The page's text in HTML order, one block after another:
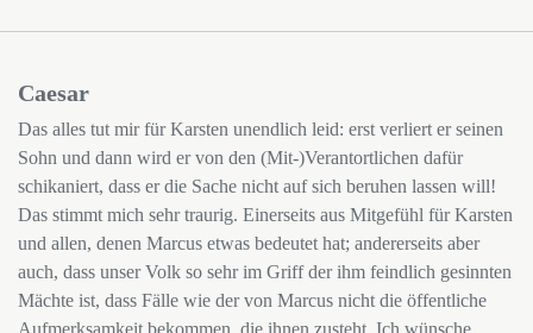
Caesar
Das alles tut mir für Karsten unendlich leid: erst verliert er seinen
Sohn und dann wird er von den (Mit-)Verantortlichen dafür
schikaniert, dass er die Sache nicht auf sich beruhen lassen will!
Das stimmt mich sehr traurig. Einerseits aus Mitgefühl für Karsten
und allen, denen Marcus etwas bedeutet hat; andererseits aber
auch, dass unser Volk so sehr im Griff der ihm feindlich gesinnten
Mächte ist, dass Fälle wie der von Marcus nicht die öffentliche
Aufmerksamkeit bekommen, die ihnen zusteht. Ich wünsche